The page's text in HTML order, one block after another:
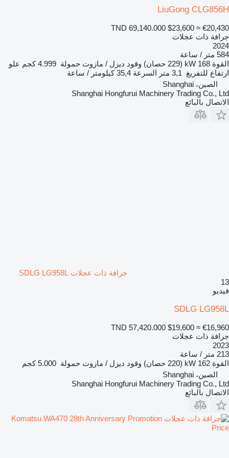
LiuGong CLG856H
TND 69,140.000 $23,600 ≈ €20,430
جرافة ذات عجلات
2024
584 متر / ساعة
القوة 168 kW (229 حصان) وقود ديزل / مازوت حمولة 4.999 كجم
علو
ارتفاع للتفريغ 3,1 متر السرعة 35,4 كيلومتر / ساعة
الصين، Shanghai
Shanghai Hongfurui Machinery Trading Co., Ltd
الاتصال بالبائع
جرافة ذات عجلات SDLG LG958L
13
فيديو
SDLG LG958L
TND 57,420.000 $19,600 ≈ €16,960
جرافة ذات عجلات
2023
213 متر / ساعة
القوة 162 kW (220 حصان) وقود ديزل / مازوت حمولة 5.000 كجم
الصين، Shanghai
Shanghai Hongfurui Machinery Trading Co., Ltd
الاتصال بالبائع